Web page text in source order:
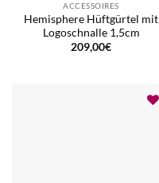
ACCESSOIRES
Hemisphere Hüftgürtel mit
Logoschnalle 1,5cm
209,00€